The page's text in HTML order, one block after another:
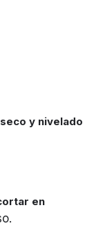
y nivelado
en